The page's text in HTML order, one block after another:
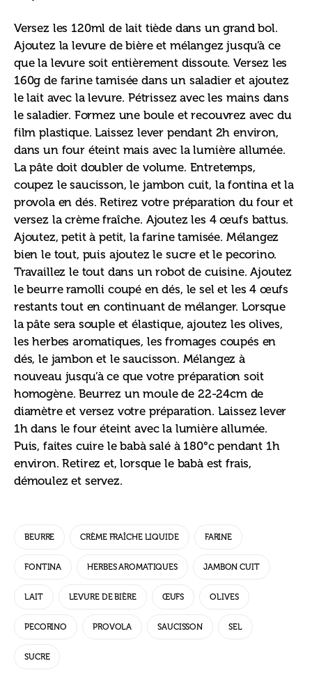
Versez les 120ml de lait tiède dans un grand bol.
Ajoutez la levure de bière et mélangez jusqu’à ce
que la levure soit entièrement dissoute. Versez les
160g de farine tamisée dans un saladier et ajoutez
le lait avec la levure. Pétrissez avec les mains dans
le saladier. Formez une boule et recouvrez avec du
film plastique. Laissez lever pendant 2h environ,
dans un four éteint mais avec la lumière allumée.
La pâte doit doubler de volume. Entretemps,
coupez le saucisson, le jambon cuit, la fontina et la
provola en dés. Retirez votre préparation du four et
versez la crème fraîche. Ajoutez les 4 œufs battus.
Ajoutez, petit à petit, la farine tamisée. Mélangez
bien le tout, puis ajoutez le sucre et le pecorino.
Travaillez le tout dans un robot de cuisine. Ajoutez
le beurre ramolli coupé en dés, le sel et les 4 œufs
restants tout en continuant de mélanger. Lorsque
la pâte sera souple et élastique, ajoutez les olives,
les herbes aromatiques, les fromages coupés en
dés, le jambon et le saucisson. Mélangez à
nouveau jusqu’à ce que votre préparation soit
homogène. Beurrez un moule de 22-24cm de
diamètre et versez votre préparation. Laissez lever
1h dans le four éteint avec la lumière allumée.
Puis, faites cuire le babà salé à 180°c pendant 1h
environ. Retirez et, lorsque le babà est frais,
démoulez et servez.
BEURRE CRÈME FRAÎCHE LIQUIDE FARINE
FONTINA HERBES AROMATIQUES JAMBON CUIT
LAIT LEVURE DE BIÈRE ŒUFS OLIVES
PECORINO PROVOLA SAUCISSON SEL
SUCRE